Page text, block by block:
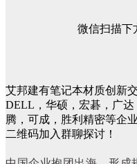
微信扫描下
艾邦建有笔记本材质创新
DELL，华硕，宏碁，广
腾，可成，胜利精密等企
二维码加入群聊探讨！